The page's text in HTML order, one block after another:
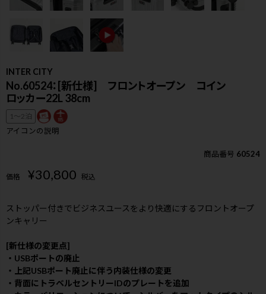
INTER CITY
No.60524：[新仕様] フロントオープン コイン
ロッカー22L 38cm
1〜2泊
アイコンの説明
商品番号 60524
価格 ¥30,800 税込
ストッパー付きでビジネスユースをより快適にするフロントオープ
ンキャリー
[新仕様の変更点]
・USBポートの廃止
・上記USBポート廃止に伴う内装仕様の変更
・背面にトラベルセントリーIDのプレートを追加